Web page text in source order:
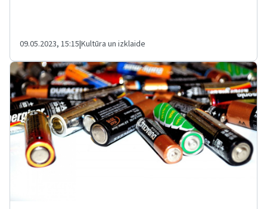
09.05.2023, 15:15|Kultūra un izklaide